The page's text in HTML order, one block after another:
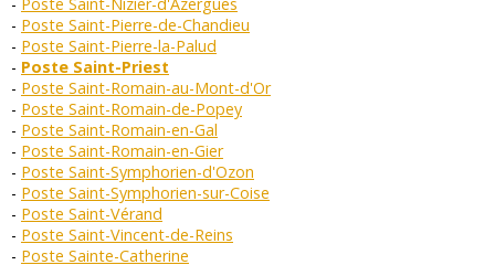
Poste Saint-Nizier-d'Azergues
Poste Saint-Pierre-de-Chandieu
Poste Saint-Pierre-la-Palud
Poste Saint-Priest
Poste Saint-Romain-au-Mont-d'Or
Poste Saint-Romain-de-Popey
Poste Saint-Romain-en-Gal
Poste Saint-Romain-en-Gier
Poste Saint-Symphorien-d'Ozon
Poste Saint-Symphorien-sur-Coise
Poste Saint-Vérand
Poste Saint-Vincent-de-Reins
Poste Sainte-Catherine